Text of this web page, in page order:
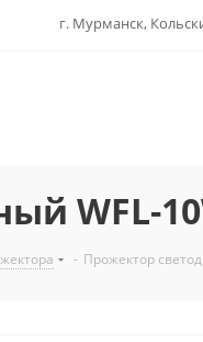
г. Мурманск,
WFL-
- Прожектор